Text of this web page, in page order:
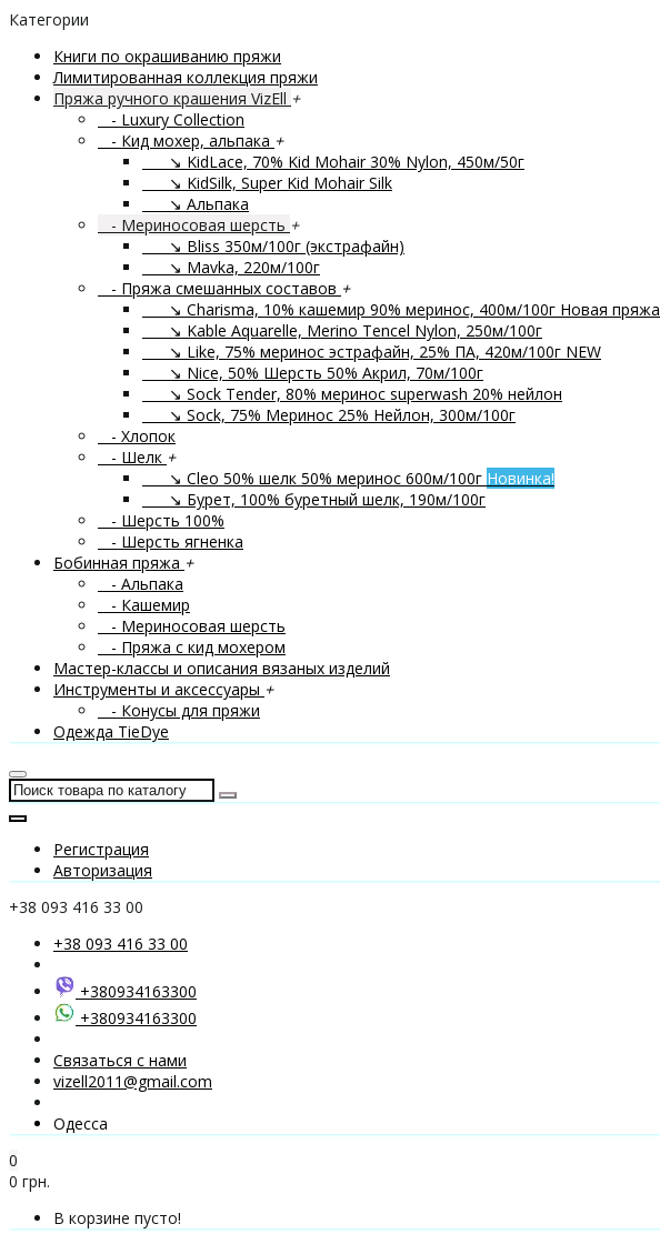
Категории
Книги по окрашиванию пряжи
Лимитированная коллекция пряжи
Пряжа ручного крашения VizEll +
- Luxury Collection
- Кид мохер, альпака +
↘ KidLace, 70% Kid Mohair 30% Nylon, 450м/50г
↘ KidSilk, Super Kid Mohair Silk
↘ Альпака
- Мериносовая шерсть +
↘ Bliss 350м/100г (экстрафайн)
↘ Mavka, 220м/100г
- Пряжа смешанных составов +
↘ Charisma, 10% кашемир 90% меринос, 400м/100г Новая пряжа
↘ Kable Aquarelle, Merino Tencel Nylon, 250м/100г
↘ Like, 75% меринос эстрафайн, 25% ПА, 420м/100г NEW
↘ Nice, 50% Шерсть 50% Акрил, 70м/100г
↘ Sock Tender, 80% меринос superwash 20% нейлон
↘ Sock, 75% Меринос 25% Нейлон, 300м/100г
- Хлопок
- Шелк +
↘ Cleo 50% шелк 50% меринос 600м/100г Новинка!
↘ Бурет, 100% буретный шелк, 190м/100г
- Шерсть 100%
- Шерсть ягненка
Бобинная пряжа +
- Альпака
- Кашемир
- Мериносовая шерсть
- Пряжа с кид мохером
Мастер-классы и описания вязаных изделий
Инструменты и аксессуары +
- Конусы для пряжи
Одежда TieDye
Регистрация
Авторизация
+38 093 416 33 00
+38 093 416 33 00
+380934163300
+380934163300
Связаться с нами
vizell2011@gmail.com
Одесса
0
0 грн.
В корзине пусто!